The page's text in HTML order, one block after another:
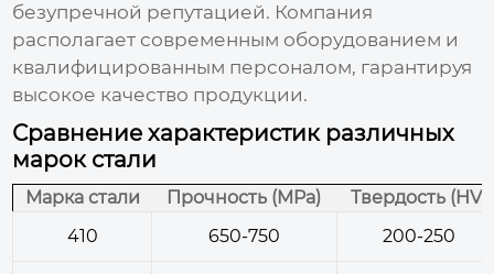
безупречной репутацией. Компания
располагает современным оборудованием и
квалифицированным персоналом, гарантируя
высокое качество продукции.
Сравнение характеристик различных
марок стали
Марка стали Прочность (MPa)
Твердость (HV)
410
650-750 200-250